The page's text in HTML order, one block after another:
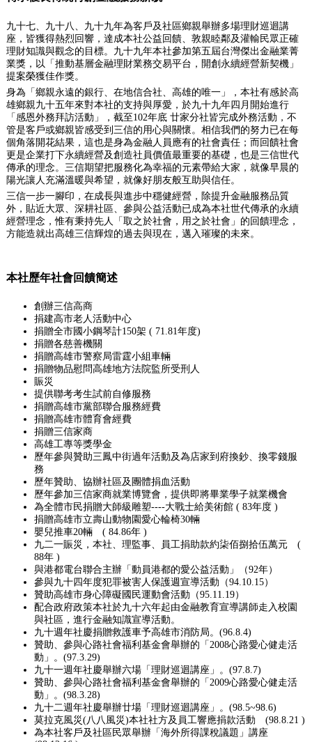
九十七、九十八、九十九年為客戶及社區鄉親舉辦多場理財巡迴講
座，皆獲得熱烈回響，達成本社公益回饋、敦親睦鄰及灌輸民眾正確
理財知識與觀念的目標。九十九年本社參加第五屆台灣傑出金融業菁
業獎，以「推動基層金融理財業務交易平台，開創永續經營新契機」
提案榮獲佳作獎。
身為「鄉親永遠的銀行、在地信合社、高雄的唯一」，本社有感於高
雄鄉親九十五年來對本社的支持與厚愛，於九十九年四月開始進行
「感恩外務拜訪活動」，截至102年底 廿家分社皆完成外務活動，不
管是客戶或鄉親皆感受到三信的用心與關懷。相信我們的努力已在每
個角落開花結果，這也是身為金融人員應有的社會責任；而回饋社會
更是企業打下永續經營及創造社員價值最重要的基礎，也是三信世代
傳承的理念。三信期望把服務化為幸福的元素帶給大家，就像早晨的
陽光讓人充滿溫暖與希望，就像好朋友般互助與信任。
三信一步一腳印，在成長與進步中穩健經營，除提升金融服務品質
外，貼近大眾、深耕社區、參與公益活動已成為本社世代傳承的永續
經營理念，惟有秉持先人「取之於社會，用之於社會」的回饋理念，
方能造就出高雄三信輝煌的過去與現在，邁入璀璨的未來。
本社歷年社會回饋簡述
創辦三信高商
捐建高市老人活動中心
捐贈全市國小鋼琴計150架 ( 71.81年度)
捐贈各慈善機關
捐贈高雄市警察局雷霆小組車輛
捐贈物品慰問高雄地方法院監所受刑人
賑災
提供聯考考生試前自修服務
捐贈高雄市黨部聯合服務經費
捐贈高雄市體育會經費
捐贈三信家商
高雄工專等獎學金
歷年參與贊助三鳳中街過年活動及為店家到府換鈔、換零錢服
務
歷年贊助、協辦社區及團體捐血活動
歷年參加三信家商就業博覽會，提供即將畢業學子就業機會
為全體市民捐贈大師級雕塑----大戰士給美術館 ( 83年度 )
捐贈高雄市立壽山動物園愛心輪椅30輛
嬰兒推車20輛 ( 84.86年 )
九二一賑災，本社、理監事、員工捐助款約柒佰捌拾伍萬元 (
88年 )
與港都電台聯合主辦「動員港都的愛公益活動」（92年）
參與九十四年度犯罪被害人保護週宣導活動（94.10.15）
贊助高雄市身心障礙國民運動會活動（95.11.19）
配合政府政策本社於九十六年起由金融教育宣導講師走入校園
與社區，進行金融知識宣導活動。
九十週年社慶捐贈救護車予高雄市消防局。(96.8.4)
贊助、參與心路社會福利基金會舉辦的「2008心路愛心健走活
動」。(97.3.29)
九十一週年社慶舉辦六場「理財巡迴講座」。(97.8.7)
贊助、參與心路社會福利基金會舉辦的「2009心路愛心健走活
動」。(98.3.28)
九十二週年社慶舉辦廿場「理財巡迴講座」。(98.5~98.6)
莫拉克風災(八八風災)本社社方及員工響應捐款活動 (98.8.21 )
為本社客戶及社區民眾舉辦「海外所得課稅議題」講座